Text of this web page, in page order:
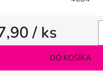
/ ks
cena:
DO KOŠÍKA